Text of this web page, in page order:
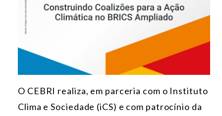
O CEBRI realiza, em parceria com o Instituto
Clima e Sociedade (iCS) e com patrocínio da